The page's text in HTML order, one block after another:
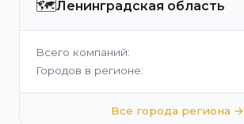
🗺️Ленинградская область
Всего компаний:
Городов в регионе:
Все города региона →